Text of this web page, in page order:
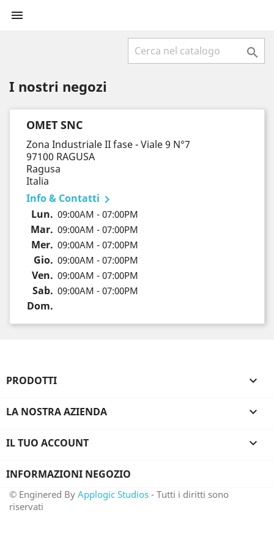


I nostri negozi
OMET SNC
Zona Industriale II fase - Viale 9 N°7
97100 RAGUSA
Ragusa
Italia
Info & Contatti 
Lun. 09:00AM - 07:00PM
Mar. 09:00AM - 07:00PM
Mer. 09:00AM - 07:00PM
Gio. 09:00AM - 07:00PM
Ven. 09:00AM - 07:00PM
Sab. 09:00AM - 07:00PM
Dom.
PRODOTTI 
LA NOSTRA AZIENDA 
IL TUO ACCOUNT 
INFORMAZIONI NEGOZIO
© Enginered By Applogic Studios - Tutti i diritti sono
riservati